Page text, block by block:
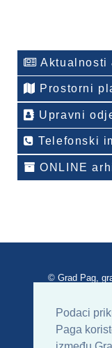
Podaci
Paga
Aktualnosti
Prostorni
Upravni
Telefonski
ONLINE
© Grad Pag,